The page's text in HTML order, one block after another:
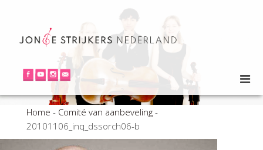
Home - Comité van aanbeveling-
20101106_inq_dssorch06-b